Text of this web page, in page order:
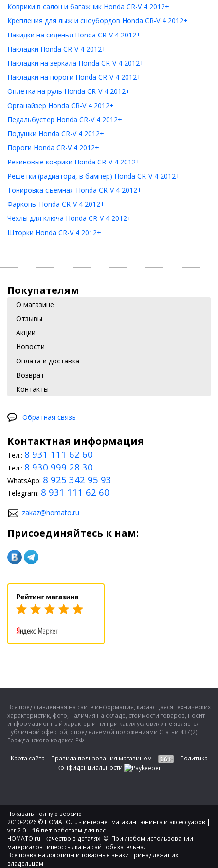
Коврики в салон и багажник Honda CR-V 4 2012+
Крепления для лыж и сноубордов Honda CR-V 4 2012+
Накидки на сиденья Honda CR-V 4 2012+
Накладки Honda CR-V 4 2012+
Накладки на зеркала Honda CR-V 4 2012+
Накладки на пороги Honda CR-V 4 2012+
Оплетка на руль Honda CR-V 4 2012+
Органайзер Honda CR-V 4 2012+
Педальбустер Honda CR-V 4 2012+
Подушки Honda CR-V 4 2012+
Пороги Honda CR-V 4 2012+
Резиновые коврики Honda CR-V 4 2012+
Решетки (радиатора, в бампер) Honda CR-V 4 2012+
Тонировка съемная Honda CR-V 4 2012+
Фаркопы Honda CR-V 4 2012+
Чехлы для ключа Honda CR-V 4 2012+
Шторки Honda CR-V 4 2012+
Покупателям
О магазине
Отзывы
Акции
Новости
Оплата и доставка
Возврат
Контакты
Обратная связь
Контактная информация
Тел.: 8 931 111 62 60
Тел.: 8 930 999 28 30
WhatsApp: 8 925 342 95 93
Telegram: 8 931 111 62 60
zakaz@homato.ru
Присоединяйтесь к нам:
Вся представленная на сайте информация, касающаяся технических
характеристик, фото, наличия на складе, стоимости товаров, носит
информационный характер и ни при каких условиях не является
публичной офертой, определяемой положениями Статьи 437(2)
Гражданского кодекса РФ.
Карта сайта | Правила пользования магазином | | Политика
конфиденциальности
Показать полную версию
2010-2026 © HOMATO.ru - интернет магазин тюнинга и аксессуаров |
ver 2.0 | 16 лет работаем для вас
HOMATO.ru - качество в деталях. © При любом использовании
материалов гиперссылка на сайт обязательна.
Все права на логотипы и товарные знаки принадлежат их
владельцам.